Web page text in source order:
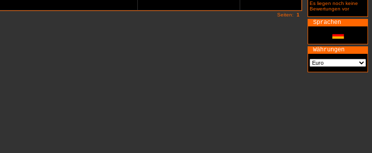
Seiten: 1
Es liegen noch keine
Bewertungen vor
Sprachen
Währungen